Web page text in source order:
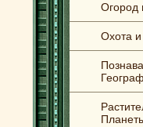
Огород
Охота